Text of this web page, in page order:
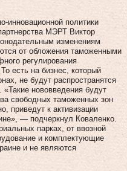
инновационной политики
МЭРТ Виктор
изменениям
от обложения таможенными
регулирования
есть на бизнес, который
не будут распространятся
«Такие нововведения будут
свободных таможенных зон
приведут к активизации
— подчеркнул Коваленко.
парках, от ввозной
и комплектующие
и не являются